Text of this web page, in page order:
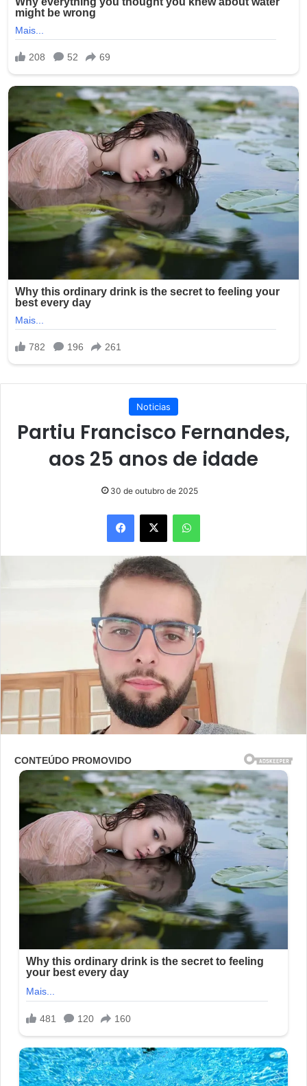
Noticias
Partiu Francisco Fernandes,
aos 25 anos de idade
30 de outubro de 2025
Facebook
X WhatsApp